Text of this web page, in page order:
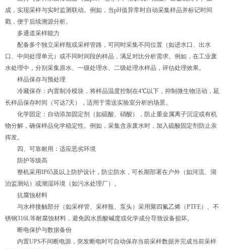
成，实现采样与实时监测联动。例如，当pH值异常时自动采集样品并标记时间
戳，便于后续溯源分析。
多通道采样能力
配备多个独立采样瓶或采样管路，可同时采集不同位置（如进水口、出水
口、中间处理单元）或不同时间段的样品，满足对比分析需求。例如，在工业废
水处理中，分别采集原水、一级处理水、二级处理水样品，评估处理效果。
样品保存与预处理
冷藏保存：内置制冷模块，将样品温度控制在4℃以下，抑制微生物活动，延
长样品保存时间（可达7天），适用于需送实验室分析的场景。
化学固定：自动添加固定剂（如硫酸、硝酸），防止重金属离子沉淀或有机
物分解，确保样品化学稳定性。例如，采集含汞废水时，加入硫酸固定剂防止汞
挥发。
四、可靠耐用：适应恶劣环境
防护等级高
整机采用IP65及以上防护设计，防尘防水，可长期部署在户外（如河流、湖
泊监测站）或潮湿环境（如污水处理厂）。
抗腐蚀材料
与水样接触部分（如采样管、采样瓶、泵头）采用聚四氟乙烯（PTFE）、不
锈钢316L等耐腐蚀材料，避免因水质酸碱度或化学成分导致设备损坏。
断电保护与数据备份
内置UPS不间断电源，突发断电时可自动保存当前采样数据并完成当前采样